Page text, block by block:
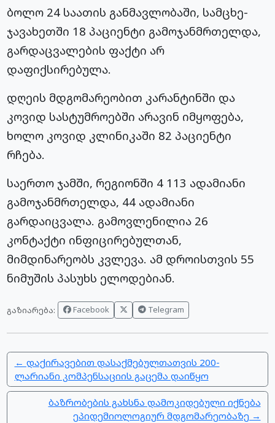
ბოლო 24 საათის განმავლობაში, სამცხე-
ჯავახეთში 18 პაციენტი გამოჯანმრთელდა,
გარდაცვალების ფაქტი არ
დაფიქსირებულა.
დღეის მდგომარეობით კარანტინში და
კოვიდ სასტუმროებში არავინ იმყოფება,
ხოლო კოვიდ კლინიკაში 82 პაციენტი
რჩება.
საერთო ჯამში, რეგიონში 4 113 ადამიანი
გამოჯანმრთელდა, 44 ადამიანი
გარდაიცვალა. გამოვლენილია 26
კონტაქტი ინფიცირებულთან,
მიმდინარეობს კვლევა. ამ დროისთვის 55
ნიმუშის პასუხს ელოდებიან.
გაზიარება: Facebook Telegram
← დაქირავებით დასაქმებულთათვის 200-
ლარიანი კომპენსაციის გაცემა დაიწყო
ბაზრობების გახსნა დამოკიდებული იქნება
ეპიდემიოლოგიურ მდგომარეობაზე →